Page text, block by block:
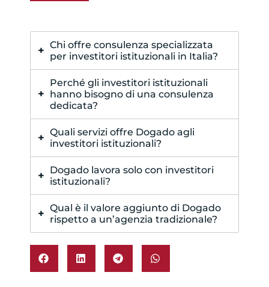
Chi offre consulenza specializzata
per investitori istituzionali in Italia?
Società immobiliari corporate con
esperienza consolidata. Dogado è tra i
pochi player italiani a integrare rete,
tecnologia e consulenza personalizzata
per investitori istituzionali.
Perché gli investitori istituzionali
hanno bisogno di una consulenza
dedicata?
Perché operano con portafogli
complessi e capitali ingenti, che
richiedono analisi dettagliate,
trasparenza e strategie di
valorizzazione su misura.
Quali servizi offre Dogado agli
investitori istituzionali?
Dalla valutazione e due diligence, fino a
marketing, design e gestione degli
asset. Ogni fase è seguita con un
approccio personalizzato e processi
certificati.
Dogado lavora solo con investitori
istituzionali?
No, ma ha una divisione dedicata.
L’azienda collabora anche con
investitori privati di alto profilo, family
office e corporate.
Qual è il valore aggiunto di Dogado
rispetto a un’agenzia tradizionale?
ma un
partner consulenziale e